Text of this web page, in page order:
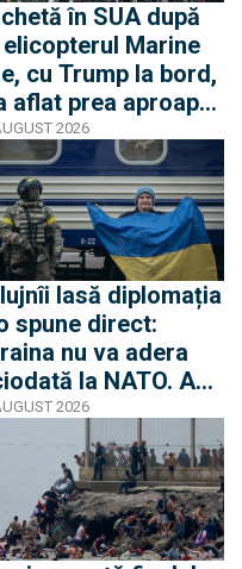
în SUA după
elicopterul Marine
cu Trump la bord,
aflat prea aproape
avion de linie.
Albă transmite
nu s-a aflat
moment în
2026
lasă diplomația
spune direct:
nu va adera
la NATO. Am
12 ani povești
aderarea
2026